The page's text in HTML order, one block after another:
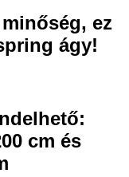
ez
ágy!
cm és